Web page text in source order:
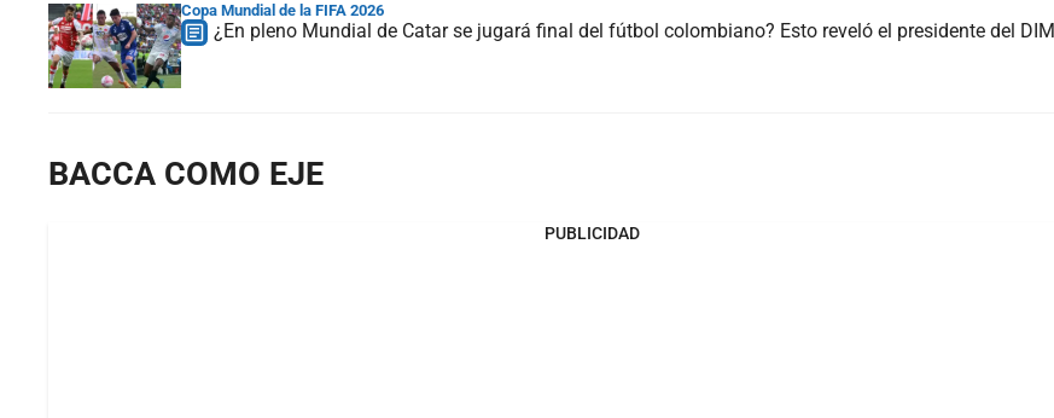
Copa Mundial de la FIFA 2026
¿En pleno Mundial de Catar se jugará final del fútbol colombiano? Esto reveló el presidente del DIM
BACCA COMO EJE
PUBLICIDAD